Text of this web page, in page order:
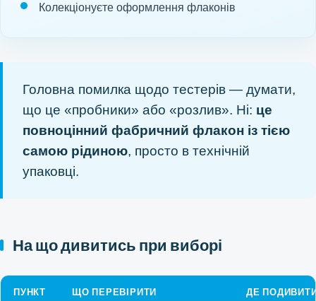
Колекціонуєте оформлення флаконів
Головна помилка щодо тестерів — думати,
що це «пробники» або «розлив». Ні: це
повноцінний фабричний флакон із тією
самою рідиною, просто в технічній
упаковці.
На що дивитись при виборі
ПУНКТ ЩО ПЕРЕВІРИТИ ДЕ